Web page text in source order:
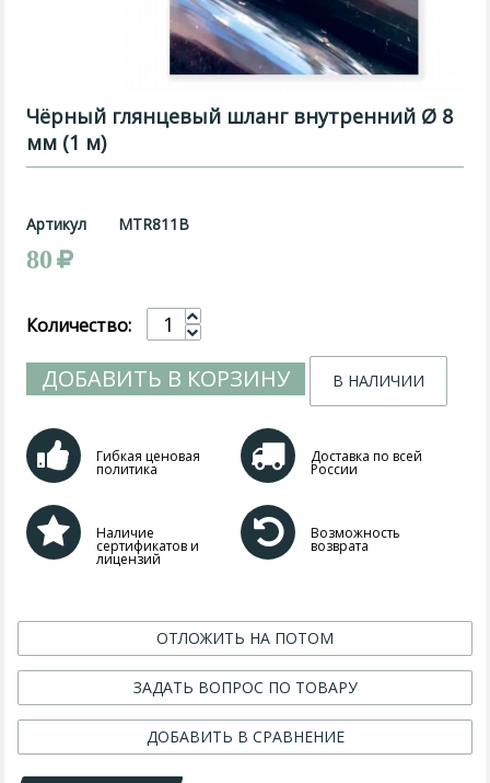
Чёрный глянцевый шланг внутренний Ø 8
мм (1 м)
Артикул MTR811B
80
Количество:
ДОБАВИТЬ В КОРЗИНУ В НАЛИЧИИ
Гибкая ценовая
политика
Доставка по всей
России
Наличие
сертификатов и
лицензий
Возможность
возврата
ОТЛОЖИТЬ НА ПОТОМ
ЗАДАТЬ ВОПРОС ПО ТОВАРУ
ДОБАВИТЬ В СРАВНЕНИЕ